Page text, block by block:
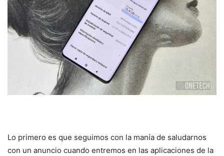
Lo primero es que seguimos con la manía de saludarnos
con un anuncio cuando entremos en las aplicaciones de la